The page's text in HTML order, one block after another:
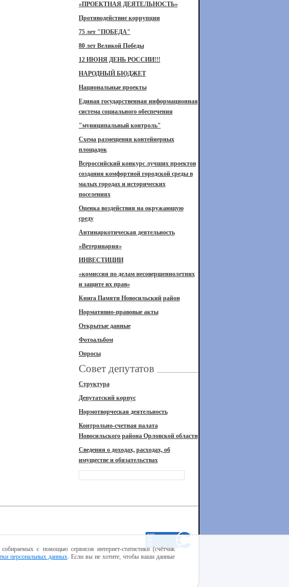
«ПРОЕКТНАЯ ДЕЯТЕЛЬНОСТЬ»
Противодействие коррупции
75 лет "ПОБЕДА"
80 лет Великой Победы
12 ИЮНЯ ДЕНЬ РОССИИ!!!
НАРОДНЫЙ БЮДЖЕТ
Национальные проекты
Единая государственная информационная
система социального обеспечения
"муниципальный контроль"
Схема размещения контейнерных
площадок
Всероссийский конкурс лучших проектов
создания комфортной городской среды в
малых городах и исторических
поселениях
Оценка воздействия на окружающую
среду
Антинаркотическая деятельность
«Ветеринария»
ИНВЕСТИЦИИ
«комиссия по делам несовершеннолетних
и защите их прав»
Книга Памяти Новосильский район
Нормативно-правовые акты
Открытые данные
Фотоальбом
Опросы
Совет депутатов
Структура
Депутатский корпус
Нормотворческая деятельность
Контрольно-счетная палата
Новосильского района Орловской области
Сведения о доходах, расходах, об
имуществе и обязательствах
с помощью сервисов интернет-статистики (счётчик
персональных данных. Если вы не хотите, чтобы ваши данные